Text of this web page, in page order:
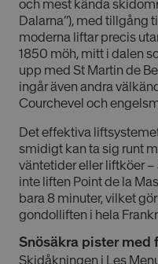
och mest kända
Dalarna”), med tillgång
moderna liftar precis
1850 möh, mitt i dalen
upp med St Martin de
ingår även andra
Courchevel och
Det effektiva
smidigt kan ta sig runt
väntetider eller liftköer
inte liften Point de la
bara 8 minuter, vilket
gondolliften i hela
Snösäkra pister med
Skidåkningen i Les